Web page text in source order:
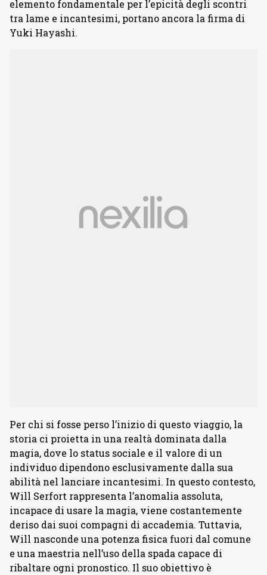
elemento fondamentale per l’epicità degli scontri
tra lame e incantesimi, portano ancora la firma di
Yuki Hayashi.
Per chi si fosse perso l’inizio di questo viaggio, la
storia ci proietta in una realtà dominata dalla
magia, dove lo status sociale e il valore di un
individuo dipendono esclusivamente dalla sua
abilità nel lanciare incantesimi. In questo contesto,
Will Serfort rappresenta l’anomalia assoluta,
incapace di usare la magia, viene costantemente
deriso dai suoi compagni di accademia. Tuttavia,
Will nasconde una potenza fisica fuori dal comune
e una maestria nell’uso della spada capace di
ribaltare ogni pronostico. Il suo obiettivo è